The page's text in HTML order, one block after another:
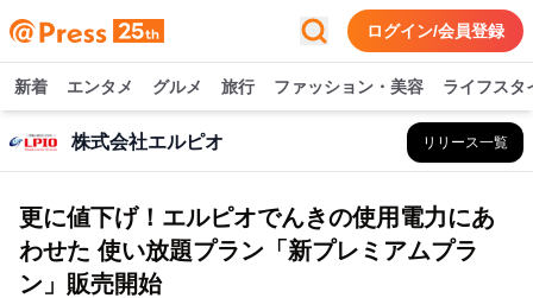
ログイン/会員登録
新着 エンタメ グルメ 旅行 ファッション・美容 ライフスタ
株式会社エルピオ リリース一覧
更に値下げ！エルピオでんきの使用電力にあ
わせた 使い放題プラン「新プレミアムプラ
ン」販売開始